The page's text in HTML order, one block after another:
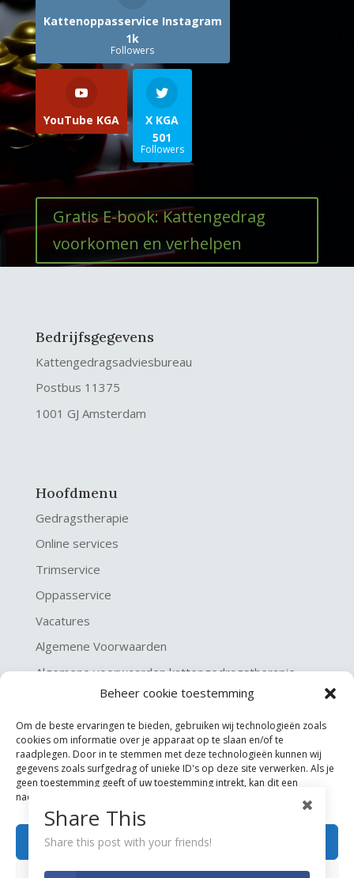
Beheer cookie toestemming
Om de beste ervaringen te bieden, gebruiken wij technologieën zoals
cookies om informatie over je apparaat op te slaan en/of te
raadplegen. Door in te stemmen met deze technologieën kunnen wij
gegevens zoals surfgedrag of unieke ID's op deze site verwerken. Als je
geen toestemming geeft of uw toestemming intrekt, kan dit een
nadelige invloed hebben op bepaalde functies en mogelijkheden.
Accepteren
Kattenoppasservice Instagram
1k
Followers
YouTube KGA
X KGA
501
Followers
Gratis E-book: Kattengedrag
voorkomen en verhelpen
Bedrijfsgegevens
Kattengedragsadviesbureau
Postbus 11375
1001 GJ Amsterdam
Hoofdmenu
Gedragstherapie
Online services
Trimservice
Oppasservice
Vacatures
Algemene Voorwaarden
Algemene voorwaarden kattengedragstherapie
Privacy verklaring
Disclaimer & Copyright
©
Share This
Share this post with your friends!